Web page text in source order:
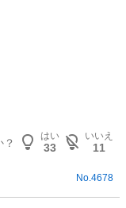
はい
33
いいえ
11
No.4678